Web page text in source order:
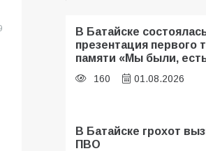
В Батайске
презентация первого
памяти «Мы были,
160 01.08.2026
В Батайске грохот
ПВО